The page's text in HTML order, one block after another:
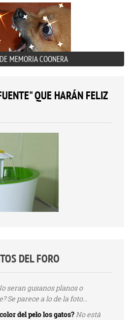
MEMORIA COONERA
QUE HARÁN FELIZ
DEL FORO
seran gusanos planos o
Se parece a lo de la foto...
del pelo los gatos?No está